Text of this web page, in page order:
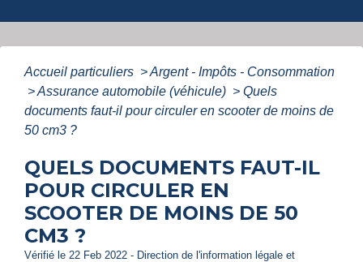
Accueil particuliers >Argent - Impôts - Consommation
>Assurance automobile (véhicule) > Quels
documents faut-il pour circuler en scooter de moins de
50 cm3 ?
QUELS DOCUMENTS FAUT-IL
POUR CIRCULER EN
SCOOTER DE MOINS DE 50
CM3 ?
Vérifié le 22 Feb 2022 - Direction de l'information légale et